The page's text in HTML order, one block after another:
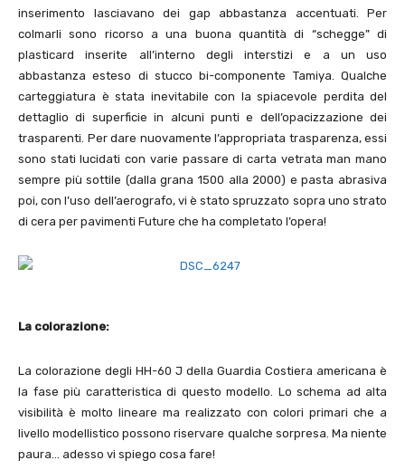
inserimento lasciavano dei gap abbastanza accentuati. Per
colmarli sono ricorso a una buona quantità di “schegge” di
plasticard inserite all’interno degli interstizi e a un uso
abbastanza esteso di stucco bi-componente Tamiya. Qualche
carteggiatura è stata inevitabile con la spiacevole perdita del
dettaglio di superficie in alcuni punti e dell’opacizzazione dei
trasparenti. Per dare nuovamente l’appropriata trasparenza, essi
sono stati lucidati con varie passare di carta vetrata man mano
sempre più sottile (dalla grana 1500 alla 2000) e pasta abrasiva
poi, con l’uso dell’aerografo, vi è stato spruzzato sopra uno strato
di cera per pavimenti Future che ha completato l’opera!
La colorazione:
La colorazione degli HH-60 J della Guardia Costiera americana è
la fase più caratteristica di questo modello. Lo schema ad alta
visibilità è molto lineare ma realizzato con colori primari che a
livello modellistico possono riservare qualche sorpresa. Ma niente
paura… adesso vi spiego cosa fare!